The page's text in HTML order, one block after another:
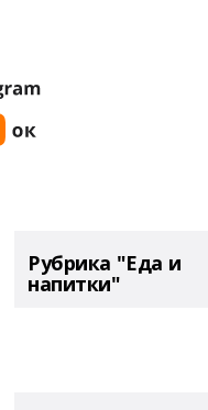
Рубрика "Еда и
напитки"